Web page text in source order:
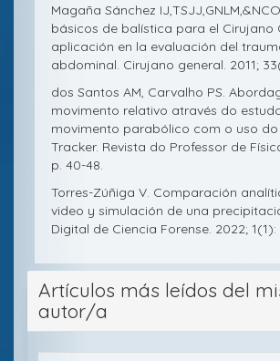
Magaña Sánchez
básicos de balística para el Cirujano
aplicación en la evaluación del
abdominal. Cirujano general. 2011;
dos Santos AM, Carvalho PS.
movimento relativo através do
movimento parabólico com o uso
Tracker. Revista do Professor de
p. 40-48.
Torres-Zúñiga V. Comparación
video y simulación de una
Digital de Ciencia Forense. 2022; 1(1):
Artículos más leídos del
autor/a